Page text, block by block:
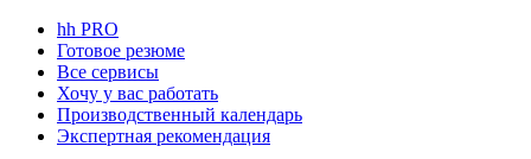
hh PRO
Готовое резюме
Все сервисы
Хочу у вас работать
Производственный календарь
Экспертная рекомендация